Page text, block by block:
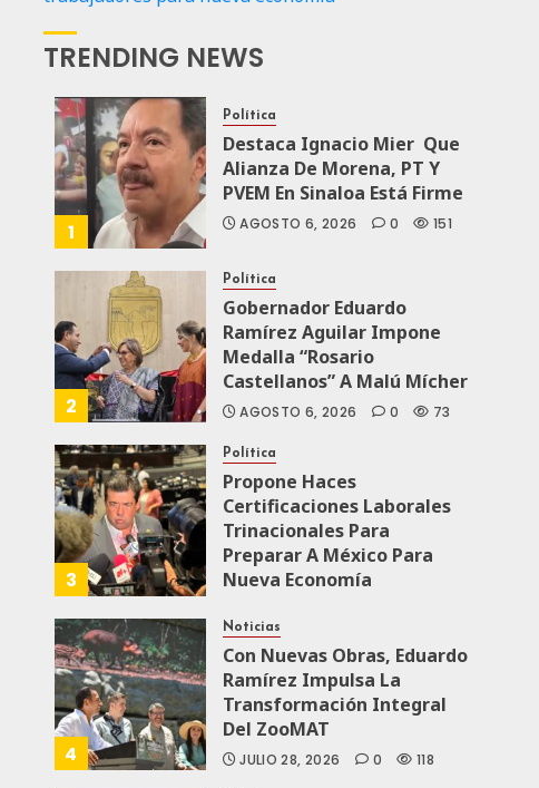
TRENDING NEWS
1
Política
Destaca Ignacio Mier Que
Alianza De Morena, PT Y
PVEM En Sinaloa Está Firme
AGOSTO 6, 2026 0 151
2
Política
Gobernador Eduardo
Ramírez Aguilar Impone
Medalla “Rosario
Castellanos” A Malú Mícher
AGOSTO 6, 2026 0 73
3
Política
Propone Haces
Certificaciones Laborales
Trinacionales Para
Preparar A México Para
Nueva Economía
4
Noticias
Con Nuevas Obras, Eduardo
Ramírez Impulsa La
Transformación Integral
Del ZooMAT
JULIO 28, 2026 0 118